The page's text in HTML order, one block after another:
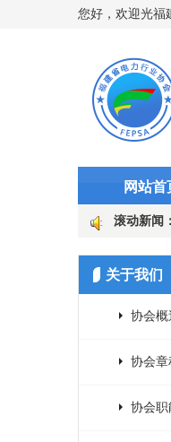
您好，欢迎光福
网站首
滚动新闻：
筑牢迎峰度夏“智能防线”（图
峰而上护良田 国网长汀
关于我们
协会概
协会章
协会职